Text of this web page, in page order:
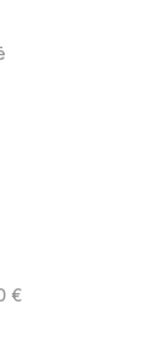
€